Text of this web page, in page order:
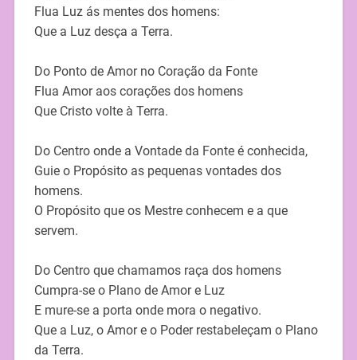
Flua Luz ás mentes dos homens:
Que a Luz desça a Terra.
Do Ponto de Amor no Coração da Fonte
Flua Amor aos corações dos homens
Que Cristo volte à Terra.
Do Centro onde a Vontade da Fonte é conhecida,
Guie o Propósito as pequenas vontades dos
homens.
O Propósito que os Mestre conhecem e a que
servem.
Do Centro que chamamos raça dos homens
Cumpra-se o Plano de Amor e Luz
E mure-se a porta onde mora o negativo.
Que a Luz, o Amor e o Poder restabeleçam o Plano
da Terra.